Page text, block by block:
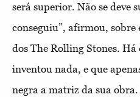
será superior. Não se deve
conseguiu”, afirmou,
dos The Rolling Stones.
inventou nada, e que
negra a matriz da sua